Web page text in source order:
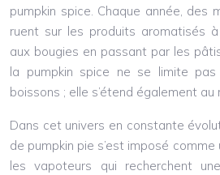
pumpkin spice. Chaque année, des
ruent sur les produits aromatisés
aux bougies en passant par les
la pumpkin spice ne se limite
boissons ; elle s’étend également
Dans cet univers en constante
de pumpkin pie s’est imposé
les vapoteurs qui recherchent